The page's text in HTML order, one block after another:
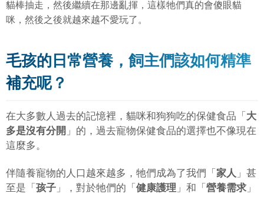
貓棒抽走，然後繼續在那邊亂揮，這樣牠們真的會傻眼貓
咪，然後之後就越來越不愛玩了。
毛孩的日常營養，飼主們該如何精準
補充呢？
在大多數人過去的記憶裡，貓咪和狗狗吃的保健食品「 大
多是沒有分開 」的，過去寵物保健食品的選擇也不像現在
這麼多。
伴隨養寵物的人口越來越多，牠們成為了我們「 家人 」甚
至是「 孩子 」，對於牠們的「 健康護理 」和「 營養需求 」